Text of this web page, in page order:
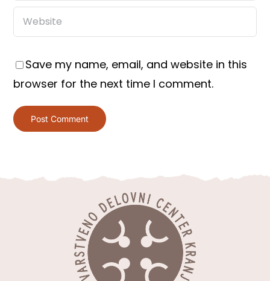
Save my name, email, and website in this
browser for the next time I comment.